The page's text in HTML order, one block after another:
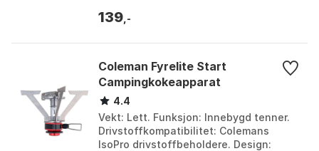
139 ,-
Coleman Fyrelite Start
Campingkokeapparat
4.4
Vekt: Lett. Funksjon: Innebygd tenner.
Drivstoffkompatibilitet: Colemans
IsoPro drivstoffbeholdere. Design: